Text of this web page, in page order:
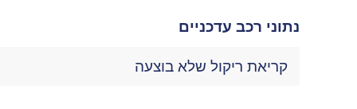
נתוני רכב עדכניים
קריאת ריקול שלא בוצעה